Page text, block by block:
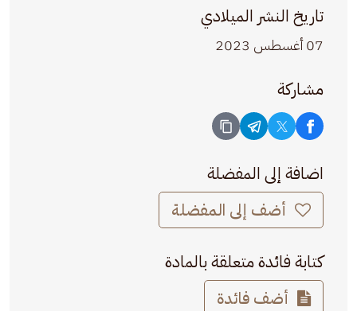
تاريخ النشر الميلادي
07 أغسطس 2023
مشاركة
اضافة إلى المفضلة
أضف إلى المفضلة
كتابة فائدة متعلقة بالمادة
أضف فائدة